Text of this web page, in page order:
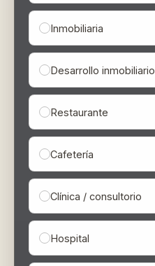
Inmobiliaria
Desarrollo inmobiliario
Restaurante
Cafetería
Clínica / consultorio
Hospital